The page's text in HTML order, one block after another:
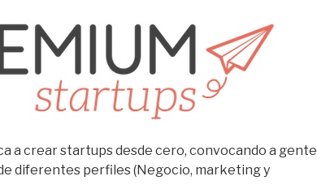
a crear startups desde cero, convocando a gente
diferentes perfiles (Negocio, marketing y